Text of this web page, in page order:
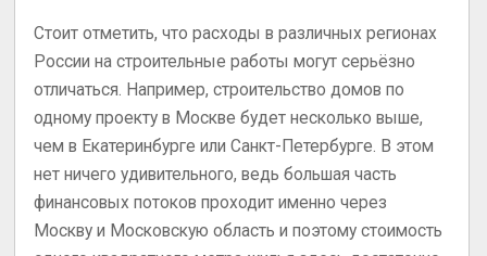
Стоит отметить, что расходы в различных регионах
России на строительные работы могут серьёзно
отличаться. Например, строительство домов по
одному проекту в Москве будет несколько выше,
чем в Екатеринбурге или Санкт-Петербурге. В этом
нет ничего удивительного, ведь большая часть
финансовых потоков проходит именно через
Москву и Московскую область и поэтому стоимость